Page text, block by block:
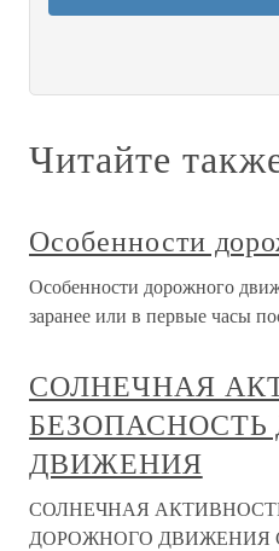
Читайте
Особенности
Особенности дорожного
заранее или в первые часы
СОЛНЕЧНАЯ
ДВИЖЕНИЯ
СОЛНЕЧНАЯ
ДОРОЖНОГО ДВИЖЕНИЯ